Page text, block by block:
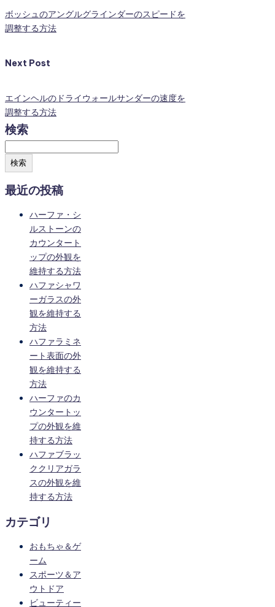
ボッシュのアングルグラインダーのスピードを
調整する方法
Next Post
エインヘルのドライウォールサンダーの速度を
調整する方法
検索
検索
最近の投稿
ハーファ・シ
ルストーンの
カウンタート
ップの外観を
維持する方法
ハファシャワ
ーガラスの外
観を維持する
方法
ハファラミネ
ート表面の外
観を維持する
方法
ハーファのカ
ウンタートッ
プの外観を維
持する方法
ハファブラッ
ククリアガラ
スの外観を維
持する方法
カテゴリ
おもちゃ＆ゲ
ーム
スポーツ＆ア
ウトドア
ビューティー